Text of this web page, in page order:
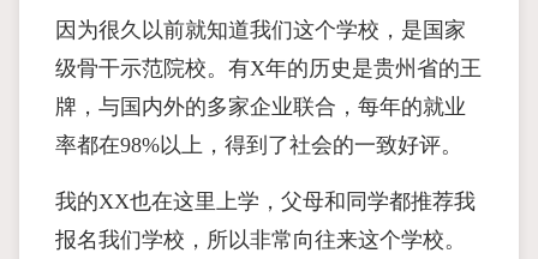
因为很久以前就知道我们这个学校，是国家
级骨干示范院校。有X年的历史是贵州省的王
牌，与国内外的多家企业联合，每年的就业
率都在98%以上，得到了社会的一致好评。
我的XX也在这里上学，父母和同学都推荐我
报名我们学校，所以非常向往来这个学校。